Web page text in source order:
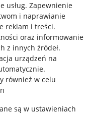
usług. Zapewnienie
i naprawianie
reklam i treści.
oraz informowanie
z innych źródeł.
urządzeń na
.
również w celu
są w ustawieniach